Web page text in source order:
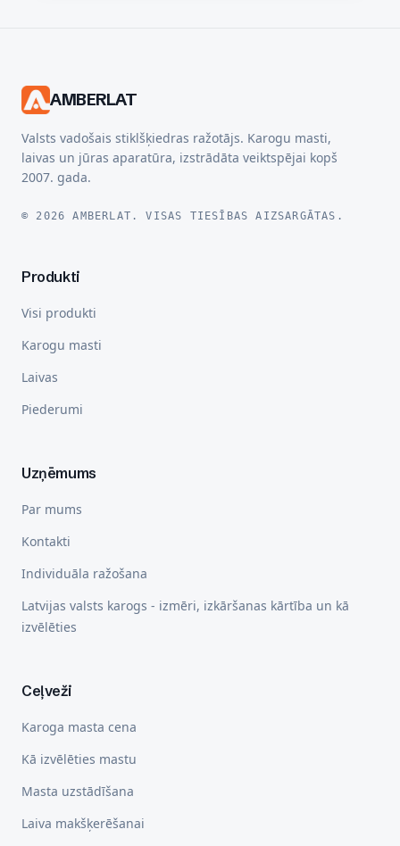
AMBERLAT
Valsts vadošais stiklšķiedras ražotājs. Karogu masti,
laivas un jūras aparatūra, izstrādāta veiktspējai kopš
2007. gada.
© 2026 AMBERLAT. VISAS TIESĪBAS AIZSARGĀTAS.
Produkti
Visi produkti
Karogu masti
Laivas
Piederumi
Uzņēmums
Par mums
Kontakti
Individuāla ražošana
Latvijas valsts karogs - izmēri, izkāršanas kārtība un kā
izvēlēties
Ceļveži
Karoga masta cena
Kā izvēlēties mastu
Masta uzstādīšana
Laiva makšķerēšanai